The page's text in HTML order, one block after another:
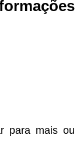
para mais ou